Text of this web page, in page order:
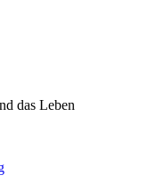
das Leben